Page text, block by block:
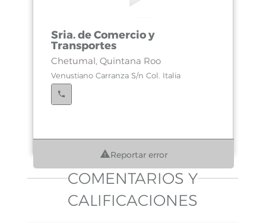
Sria. de Comercio y
Transportes
Chetumal, Quintana Roo
Venustiano Carranza S/n Col. Italia
Reportar error
COMENTARIOS Y
CALIFICACIONES